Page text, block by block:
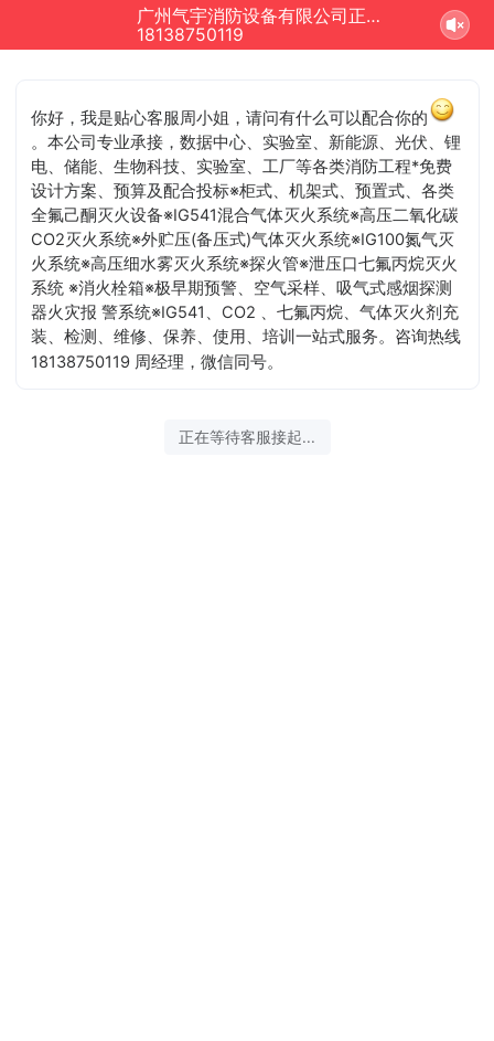
广州气宇消防设备有限公司正在为您服务
18138750119
你好，我是贴心客服周小姐，请问有什么可以配合你的
。本公司专业承接，数据中心、实验室、新能源、光伏、锂
电、储能、生物科技、实验室、工厂等各类消防工程*免费
设计方案、预算及配合投标※柜式、机架式、预置式、各类
全氟己酮灭火设备※IG541混合气体灭火系统※高压二氧化碳
CO2灭火系统※外贮压(备压式)气体灭火系统※IG100氮气灭
火系统※高压细水雾灭火系统※探火管※泄压口七氟丙烷灭火
系统 ※消火栓箱※极早期预警、空气采样、吸气式感烟探测
器火灾报 警系统※IG541、CO2 、七氟丙烷、气体灭火剂充
装、检测、维修、保养、使用、培训一站式服务。咨询热线
18138750119 周经理，微信同号。
2026-08-06 02:24:51 开始沟通